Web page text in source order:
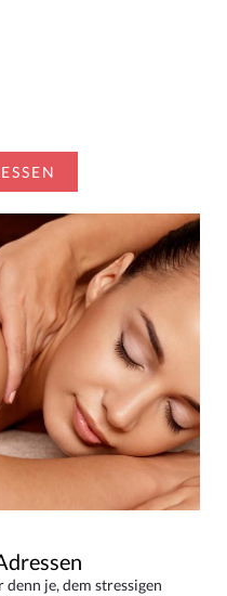
je, dem stressigen